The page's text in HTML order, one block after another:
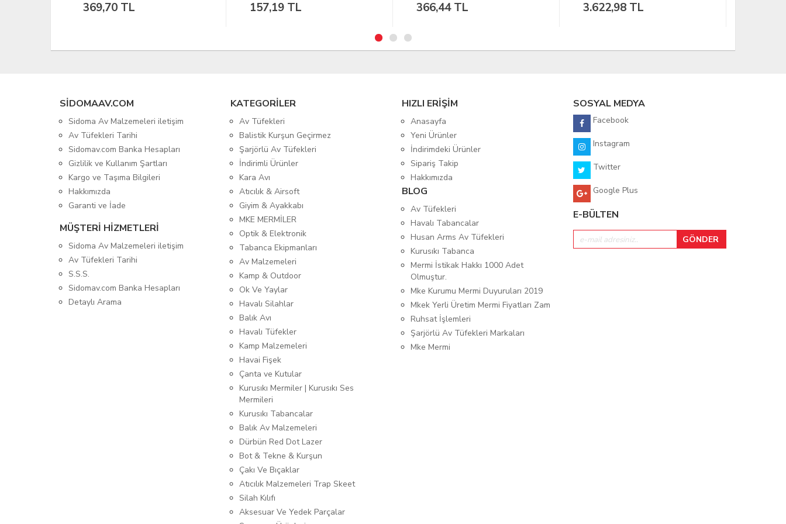
157,19 TL 366,44 TL 3.622,98 TL 6.598,76 TL
SIDOMAAV.COM
Sidoma Av Malzemeleri iletişim
Av Tüfekleri Tarihi
Sidomav.com Banka Hesapları
Gizlilik ve Kullanım Şartları
Kargo ve Taşıma Bilgileri
Hakkımızda
Garanti ve İade
MÜŞTERİ HİZMETLERİ
Sidoma Av Malzemeleri iletişim
Av Tüfekleri Tarihi
S.S.S.
Sidomav.com Banka Hesapları
Detaylı Arama
KATEGORİLER
Av Tüfekleri
Balistik Kurşun Geçirmez
Şarjörlü Av Tüfekleri
İndirimli Ürünler
Kara Avı
Atıcılık & Airsoft
Giyim & Ayakkabı
MKE MERMİLER
Optik & Elektronik
Tabanca Ekipmanları
Av Malzemeleri
Kamp & Outdoor
Ok Ve Yaylar
Havalı Silahlar
Balık Avı
Havalı Tüfekler
Kamp Malzemeleri
Havai Fişek
Çanta ve Kutular
Kurusıkı Mermiler | Kurusıkı Ses
Mermileri
Kurusıkı Tabancalar
Balık Av Malzemeleri
Dürbün Red Dot Lazer
Bot & Tekne & Kurşun
Çakı Ve Bıçaklar
Atıcılık Malzemeleri Trap Skeet
Silah Kılıfı
Aksesuar Ve Yedek Parçalar
HIZLI ERİŞİM
Anasayfa
Yeni Ürünler
İndirimdeki Ürünler
Sipariş Takip
Hakkımızda
BLOG
Av Tüfekleri
Havalı Tabancalar
Husan Arms Av Tüfekleri
Kurusıkı Tabanca
Mermi İstikak Hakkı 1000 Adet
Olmuştur.
Mke Kurumu Mermi Duyuruları 2019
Mkek Yerli Üretim Mermi Fiyatları Zam
Ruhsat İşlemleri
Şarjörlü Av Tüfekleri Markaları
Mke Mermi
SOSYAL MEDYA
Facebook
Instagram
Twitter
Google Plus
E-BÜLTEN